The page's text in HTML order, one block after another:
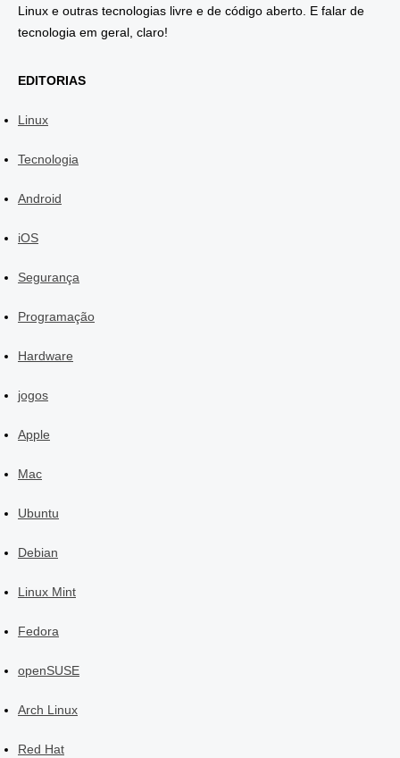
Linux e outras tecnologias livre e de código aberto. E falar de
tecnologia em geral, claro!
EDITORIAS
Linux
Tecnologia
Android
iOS
Segurança
Programação
Hardware
jogos
Apple
Mac
Ubuntu
Debian
Linux Mint
Fedora
openSUSE
Arch Linux
Red Hat